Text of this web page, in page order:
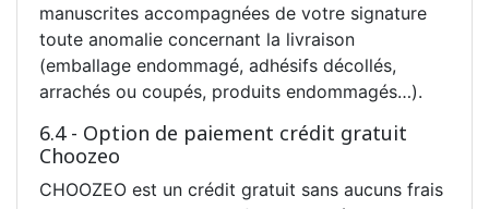
manuscrites accompagnées de votre signature
toute anomalie concernant la livraison
(emballage endommagé, adhésifs décollés,
arrachés ou coupés, produits endommagés…).
6.4 - Option de paiement crédit gratuit
Choozeo
CHOOZEO est un crédit gratuit sans aucuns frais